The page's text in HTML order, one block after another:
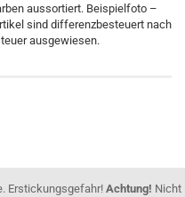
aussortiert. Beispielfoto –
sind differenzbesteuert nach
ausgewiesen.
Erstickungsgefahr! Achtung! Nicht